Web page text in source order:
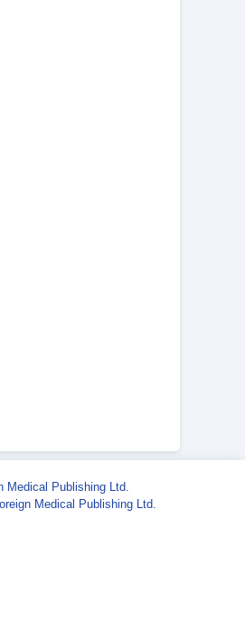
Medical Publishing Ltd.
Medical Publishing Ltd.